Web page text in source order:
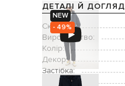
NEW
- 49%
ДЕТАЛІ Й ДОГЛЯД
Склад:
Виробництво:
Колір:
Декор:
Застібка:
Кишені: